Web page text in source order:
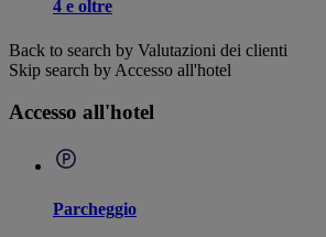
4 e oltre
Back to search by Valutazioni dei clienti
Skip search by Accesso all'hotel
Accesso all'hotel
Parcheggio